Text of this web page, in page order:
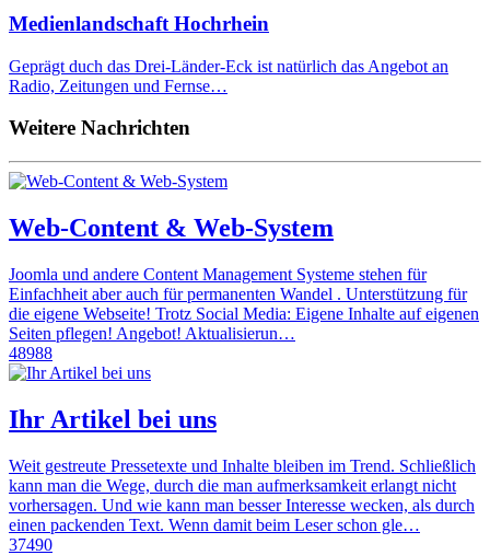
Medienlandschaft Hochrhein
Geprägt duch das Drei-Länder-Eck ist natürlich das Angebot an
Radio, Zeitungen und Fernse…
Weitere Nachrichten
Web-Content & Web-System
Joomla und andere Content Management Systeme stehen für
Einfachheit aber auch für permanenten Wandel . Unterstützung für
die eigene Webseite! Trotz Social Media: Eigene Inhalte auf eigenen
Seiten pflegen! Angebot! Aktualisierun…
48988
Ihr Artikel bei uns
Weit gestreute Pressetexte und Inhalte bleiben im Trend. Schließlich
kann man die Wege, durch die man aufmerksamkeit erlangt nicht
vorhersagen. Und wie kann man besser Interesse wecken, als durch
einen packenden Text. Wenn damit beim Leser schon gle…
37490